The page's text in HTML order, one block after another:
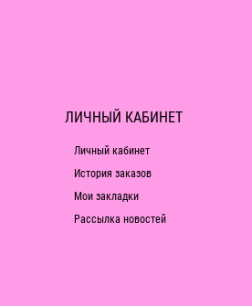
ЛИЧНЫЙ КАБИНЕТ
Личный кабинет
История заказов
Мои закладки
Рассылка новостей